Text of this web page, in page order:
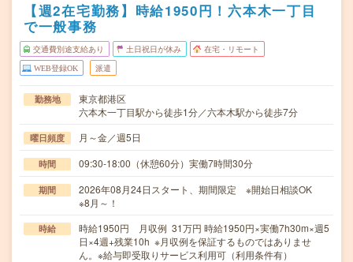
【週2在宅勤務】時給1950円！六本木一丁目
で一般事務
交通費別途支給あり 土日祝日が休み 在宅・リモート
WEB登録OK 派遣
勤務地
東京都港区
六本木一丁目駅から徒歩1分／六本木駅から徒歩7分
曜日頻度 月～金／週5日
時間 09:30-18:00（休憩60分）実働7時間30分
期間
2026年08月24日スタート、期間限定 ※開始日相談OK
※8月～！
時給
時給1950円 月収例 31万円 時給1950円×実働7h30m×週5
日×4週+残業10h ※月収例を保証するものではありませ
ん。※給与即受取りサービス利用可（利用条件有）